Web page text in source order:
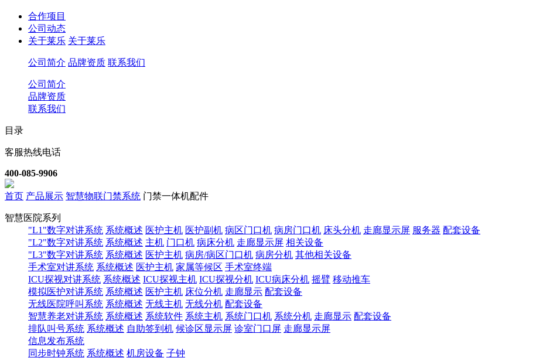
合作项目
公司动态
关于莱乐 关于莱乐
公司简介 品牌资质 联系我们
公司简介
品牌资质
联系我们
目录
客服热线电话
400-085-9906
首页 产品展示 智慧物联门禁系统 门禁一体机配件
智慧医院系列
"L1"数字对讲系统 系统概述 医护主机 医护副机 病区门口机 病房门口机 床头分机 走廊显示屏 服务器 配套设备
"L2"数字对讲系统 系统概述 主机 门口机 病床分机 走廊显示屏 相关设备
"L3"数字对讲系统 系统概述 医护主机 病房/病区门口机 病房分机 其他相关设备
手术室对讲系统 系统概述 医护主机 家属等候区 手术室终端
ICU探视对讲系统 系统概述 ICU探视主机 ICU探视分机 ICU病床分机 摇臂 移动推车
模拟医护对讲系统 系统概述 医护主机 床位分机 走廊显示 配套设备
无线医院呼叫系统 系统概述 无线主机 无线分机 配套设备
智慧养老对讲系统 系统概述 系统软件 系统主机 系统门口机 系统分机 走廊显示 配套设备
排队叫号系统 系统概述 自助签到机 候诊区显示屏 诊室门口屏 走廊显示屏
信息发布系统
同步时钟系统 系统概述 机房设备 子钟